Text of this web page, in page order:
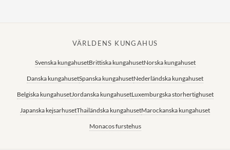
Monacos furstehus
VÄRLDENS KUNGAHUS
Svenska kungahusetBrittiska kungahusetNorska kungahuset
Danska kungahusetSpanska kungahusetNederländska kungahuset
Belgiska kungahusetJordanska kungahusetLuxemburgska storhertighuset
Japanska kejsarhusetThailändska kungahusetMarockanska kungahuset
Monacos furstehus